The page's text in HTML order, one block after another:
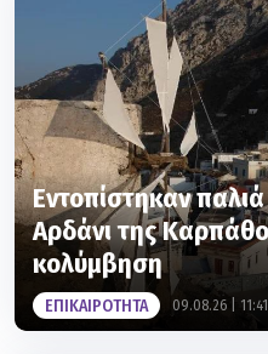
Εντοπίστηκαν
Αρδάνι της
κολύμβηση
ΕΠΙΚΑΙΡΟΤΗΤΑ 09.08.26 | 11:41